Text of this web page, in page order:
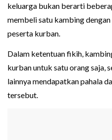
keluarga bukan berarti
membeli satu kambing
peserta kurban.
Dalam ketentuan fikih,
kurban untuk satu orang saja,
lainnya mendapatkan pahala
tersebut.